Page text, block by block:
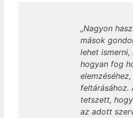
„Nagyon
mások
lehet
hogyan fog
feltárásához.
tetszett,
az adott